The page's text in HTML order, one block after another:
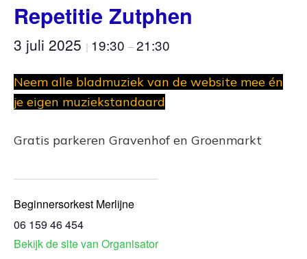
Repetitie Zutphen
3 juli 2025 | 19:30 –21:30
Neem alle bladmuziek van de website mee én
je eigen muziekstandaard
Gratis parkeren Gravenhof en Groenmarkt
Beginnersorkest Merlijne
06 159 46 454
Bekijk de site van Organisator